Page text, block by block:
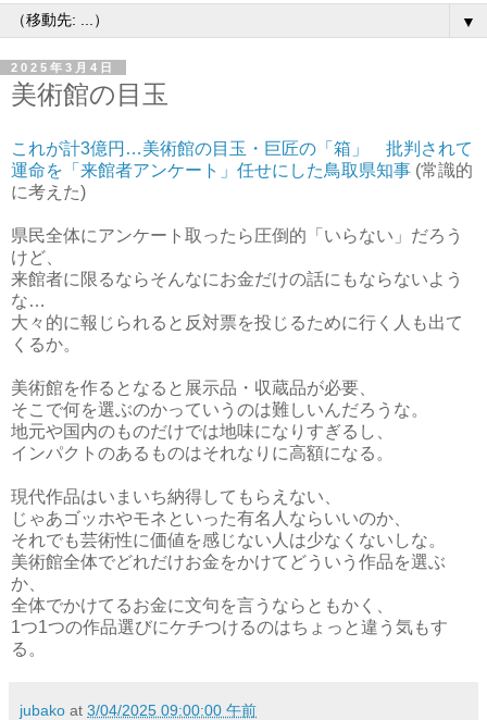
▼
2025年3月4日
美術館の目玉
これが計3億円…美術館の目玉・巨匠の「箱」 批判されて
運命を「来館者アンケート」任せにした鳥取県知事 (常識的
に考えた)
県民全体にアンケート取ったら圧倒的「いらない」だろう
けど、
来館者に限るならそんなにお金だけの話にもならないよう
な…
大々的に報じられると反対票を投じるために行く人も出て
くるか。
美術館を作るとなると展示品・収蔵品が必要、
そこで何を選ぶのかっていうのは難しいんだろうな。
地元や国内のものだけでは地味になりすぎるし、
インパクトのあるものはそれなりに高額になる。
現代作品はいまいち納得してもらえない、
じゃあゴッホやモネといった有名人ならいいのか、
それでも芸術性に価値を感じない人は少なくないしな。
美術館全体でどれだけお金をかけてどういう作品を選ぶ
か、
全体でかけてるお金に文句を言うならともかく、
1つ1つの作品選びにケチつけるのはちょっと違う気もす
る。
jubako at 3/04/2025 09:00:00 午前